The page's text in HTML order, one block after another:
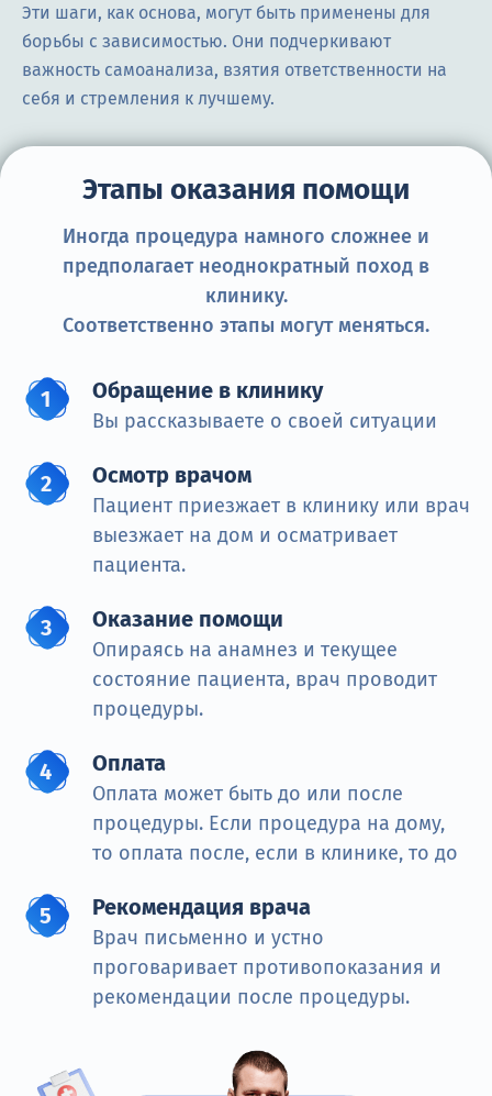
Эти шаги, как основа, могут быть применены для
борьбы с зависимостью. Они подчеркивают
важность самоанализа, взятия ответственности на
себя и стремления к лучшему.
Этапы оказания помощи
Иногда процедура намного сложнее и
предполагает неоднократный поход в
клинику.
Соответственно этапы могут меняться.
Обращение в клинику
Вы рассказываете о своей ситуации
Осмотр врачом
Пациент приезжает в клинику или врач
выезжает на дом и осматривает
пациента.
Оказание помощи
Опираясь на анамнез и текущее
состояние пациента, врач проводит
процедуры.
Оплата
Оплата может быть до или после
процедуры. Если процедура на дому,
то оплата после, если в клинике, то до
Рекомендация врача
Врач письменно и устно
проговаривает противопоказания и
рекомендации после процедуры.